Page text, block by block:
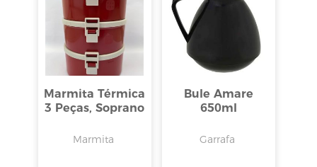
Marmita Térmica
3 Peças, Soprano
Marmita
Bule Amare
650ml
Garrafa